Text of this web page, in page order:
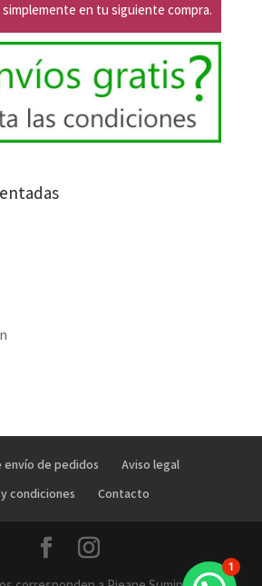
en tu siguiente compra.
envío de pedidos
Aviso legal
condiciones
Contacto
1